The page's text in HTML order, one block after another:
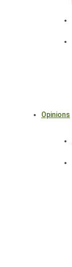
Opinions